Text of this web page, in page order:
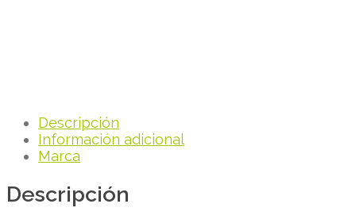
Descripción
Información adicional
Marca
Descripción